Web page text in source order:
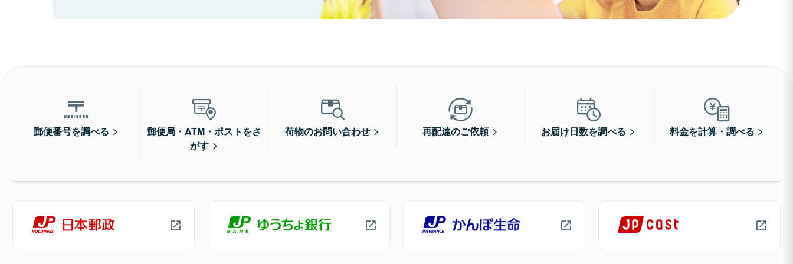
郵便番号を調べる
郵便局・ATM・ポストをさ
がす
荷物のお問い合わせ 再配達のご依頼 お届け日数を調べる 料金を計算・調べる